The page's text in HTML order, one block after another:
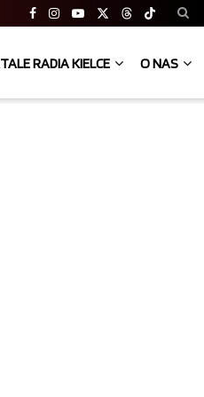
RADIA KIELCE O NAS